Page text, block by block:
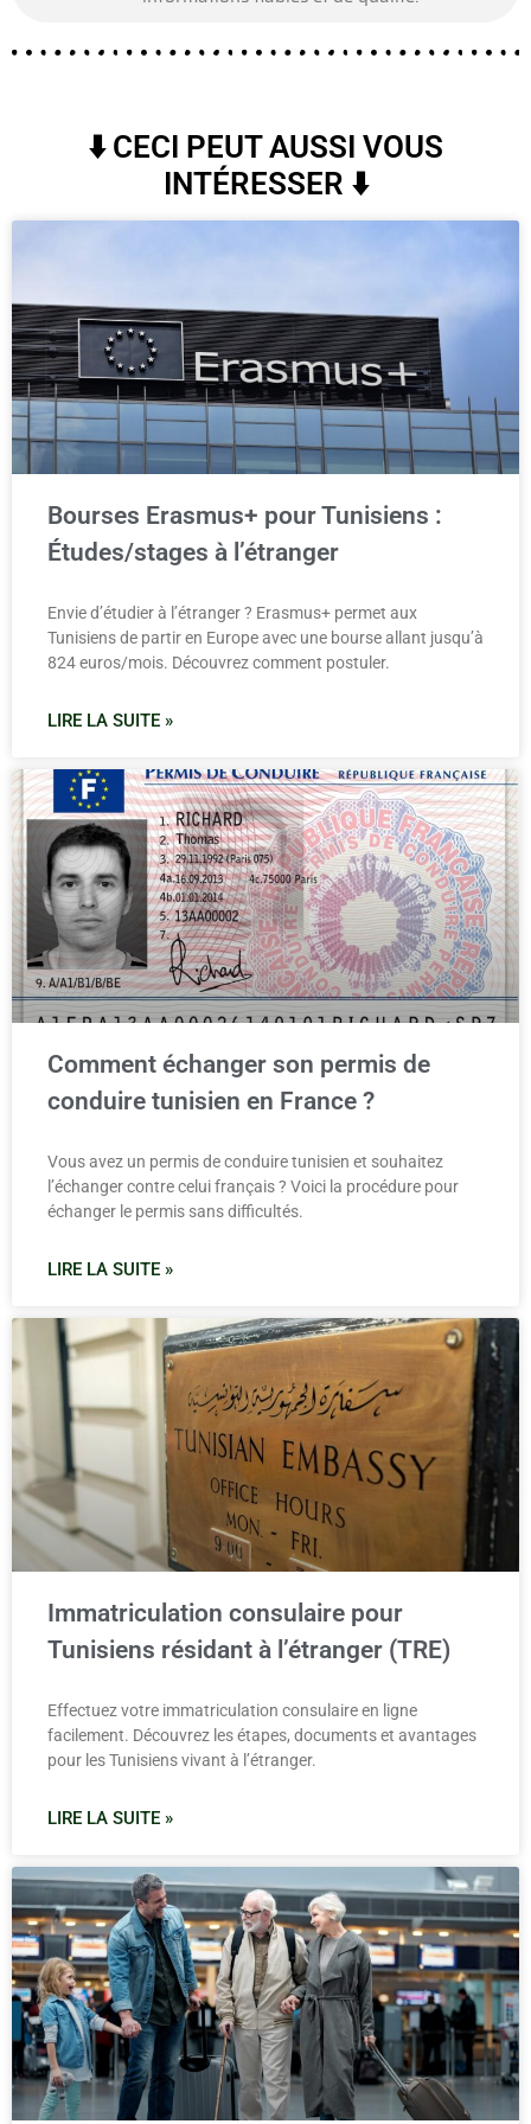
⬇️ CECI PEUT AUSSI VOUS
INTÉRESSER ⬇️
Bourses Erasmus+ pour Tunisiens :
Études/stages à l’étranger
Envie d’étudier à l’étranger ? Erasmus+ permet aux
Tunisiens de partir en Europe avec une bourse allant jusqu’à
824 euros/mois. Découvrez comment postuler.
LIRE LA SUITE »
Comment échanger son permis de
conduire tunisien en France ?
Vous avez un permis de conduire tunisien et souhaitez
l’échanger contre celui français ? Voici la procédure pour
échanger le permis sans difficultés.
LIRE LA SUITE »
Immatriculation consulaire pour
Tunisiens résidant à l’étranger (TRE)
Effectuez votre immatriculation consulaire en ligne
facilement. Découvrez les étapes, documents et avantages
pour les Tunisiens vivant à l’étranger.
LIRE LA SUITE »